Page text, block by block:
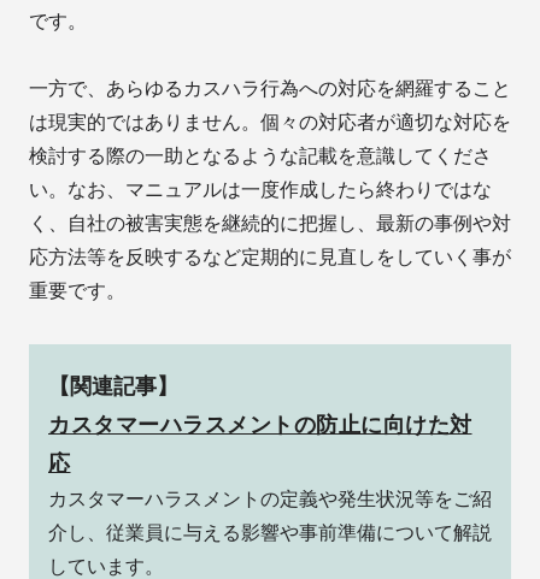
です。
一方で、あらゆるカスハラ行為への対応を網羅すること
は現実的ではありません。個々の対応者が適切な対応を
検討する際の一助となるような記載を意識してくださ
い。なお、マニュアルは一度作成したら終わりではな
く、自社の被害実態を継続的に把握し、最新の事例や対
応方法等を反映するなど定期的に見直しをしていく事が
重要です。
【関連記事】
カスタマーハラスメントの防止に向けた対
応
カスタマーハラスメントの定義や発生状況等をご紹
介し、従業員に与える影響や事前準備について解説
しています。